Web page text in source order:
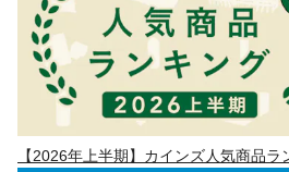
【2026年上半期】カインズ人気商品ラ